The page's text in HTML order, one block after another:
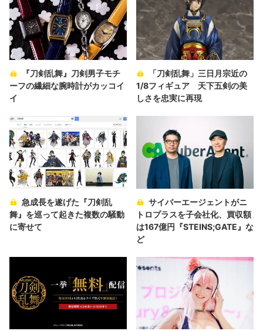
『刀剣乱舞』刀剣男子モチ
ーフの繊細な腕時計がカッコイ
イ
「刀剣乱舞」三日月宗近の
1/8フィギュア 天下五剣の美
しさを忠実に再現
急成長を遂げた『刀剣乱
舞』を巡って起きた複数の騒動
に寄せて
サイバーエージェントがニ
トロプラスを子会社化、買収額
は167億円『STEINS;GATE』な
ど